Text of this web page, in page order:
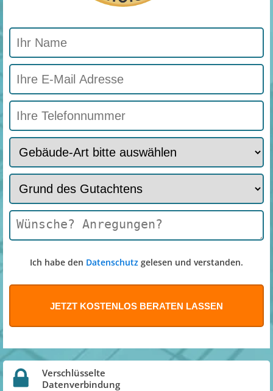
Ich habe den Datenschutz gelesen und verstanden.
Verschlüsselte
Datenverbindung